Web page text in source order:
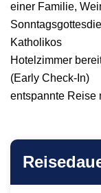
einer Familie,
Katholikos
Hotelzimmer
(Early Check-In)
entspannte Reise